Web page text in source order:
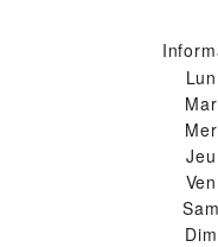
Lun
Mar
Mer
Jeu
Ven
Sam
Dim